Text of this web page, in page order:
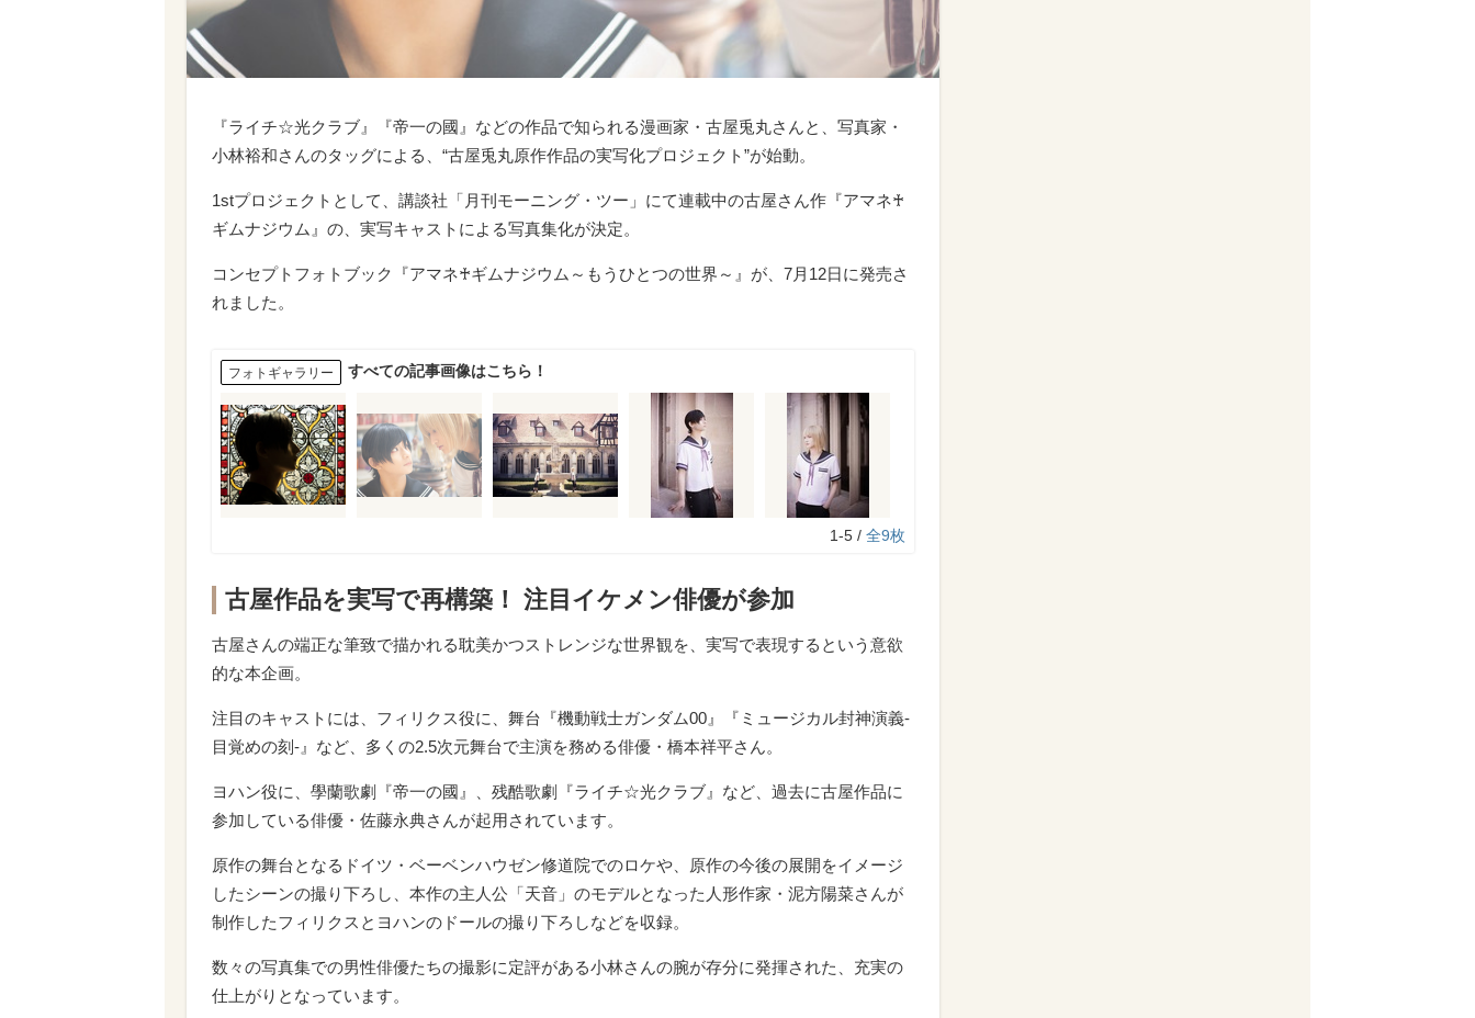
『ライチ☆光クラブ』『帝一の國』などの作品で知られる漫画家・古屋兎丸さんと、写真家・
小林裕和さんのタッグによる、“古屋兎丸原作作品の実写化プロジェクト”が始動。
1stプロジェクトとして、講談社「月刊モーニング・ツー」にて連載中の古屋さん作『アマネ♰
ギムナジウム』の、実写キャストによる写真集化が決定。
コンセプトフォトブック『アマネ♰ギムナジウム～もうひとつの世界～』が、7月12日に発売さ
れました。
フォトギャラリー すべての記事画像はこちら！
1-5 / 全9枚
古屋作品を実写で再構築！ 注目イケメン俳優が参加
古屋さんの端正な筆致で描かれる耽美かつストレンジな世界観を、実写で表現するという意欲
的な本企画。
注目のキャストには、フィリクス役に、舞台『機動戦士ガンダム00』『ミュージカル封神演義-
目覚めの刻-』など、多くの2.5次元舞台で主演を務める俳優・橋本祥平さん。
ヨハン役に、學蘭歌劇『帝一の國』、残酷歌劇『ライチ☆光クラブ』など、過去に古屋作品に
参加している俳優・佐藤永典さんが起用されています。
原作の舞台となるドイツ・ベーベンハウゼン修道院でのロケや、原作の今後の展開をイメージ
したシーンの撮り下ろし、本作の主人公「天音」のモデルとなった人形作家・泥方陽菜さんが
制作したフィリクスとヨハンのドールの撮り下ろしなどを収録。
数々の写真集での男性俳優たちの撮影に定評がある小林さんの腕が存分に発揮された、充実の
仕上がりとなっています。